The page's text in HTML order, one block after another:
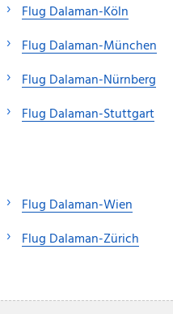
Flug Dalaman-Köln
Flug Dalaman-München
Flug Dalaman-Nürnberg
Flug Dalaman-Stuttgart
Flug Dalaman-Wien
Flug Dalaman-Zürich